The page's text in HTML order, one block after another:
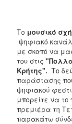
Το μουσικό
ψηφιακό
με σκοπό να
του στις
Κρήτης". Το
παράστασης
ψηφιακού
μπορείτε να
πρεμιέρα τη
παρακάτω